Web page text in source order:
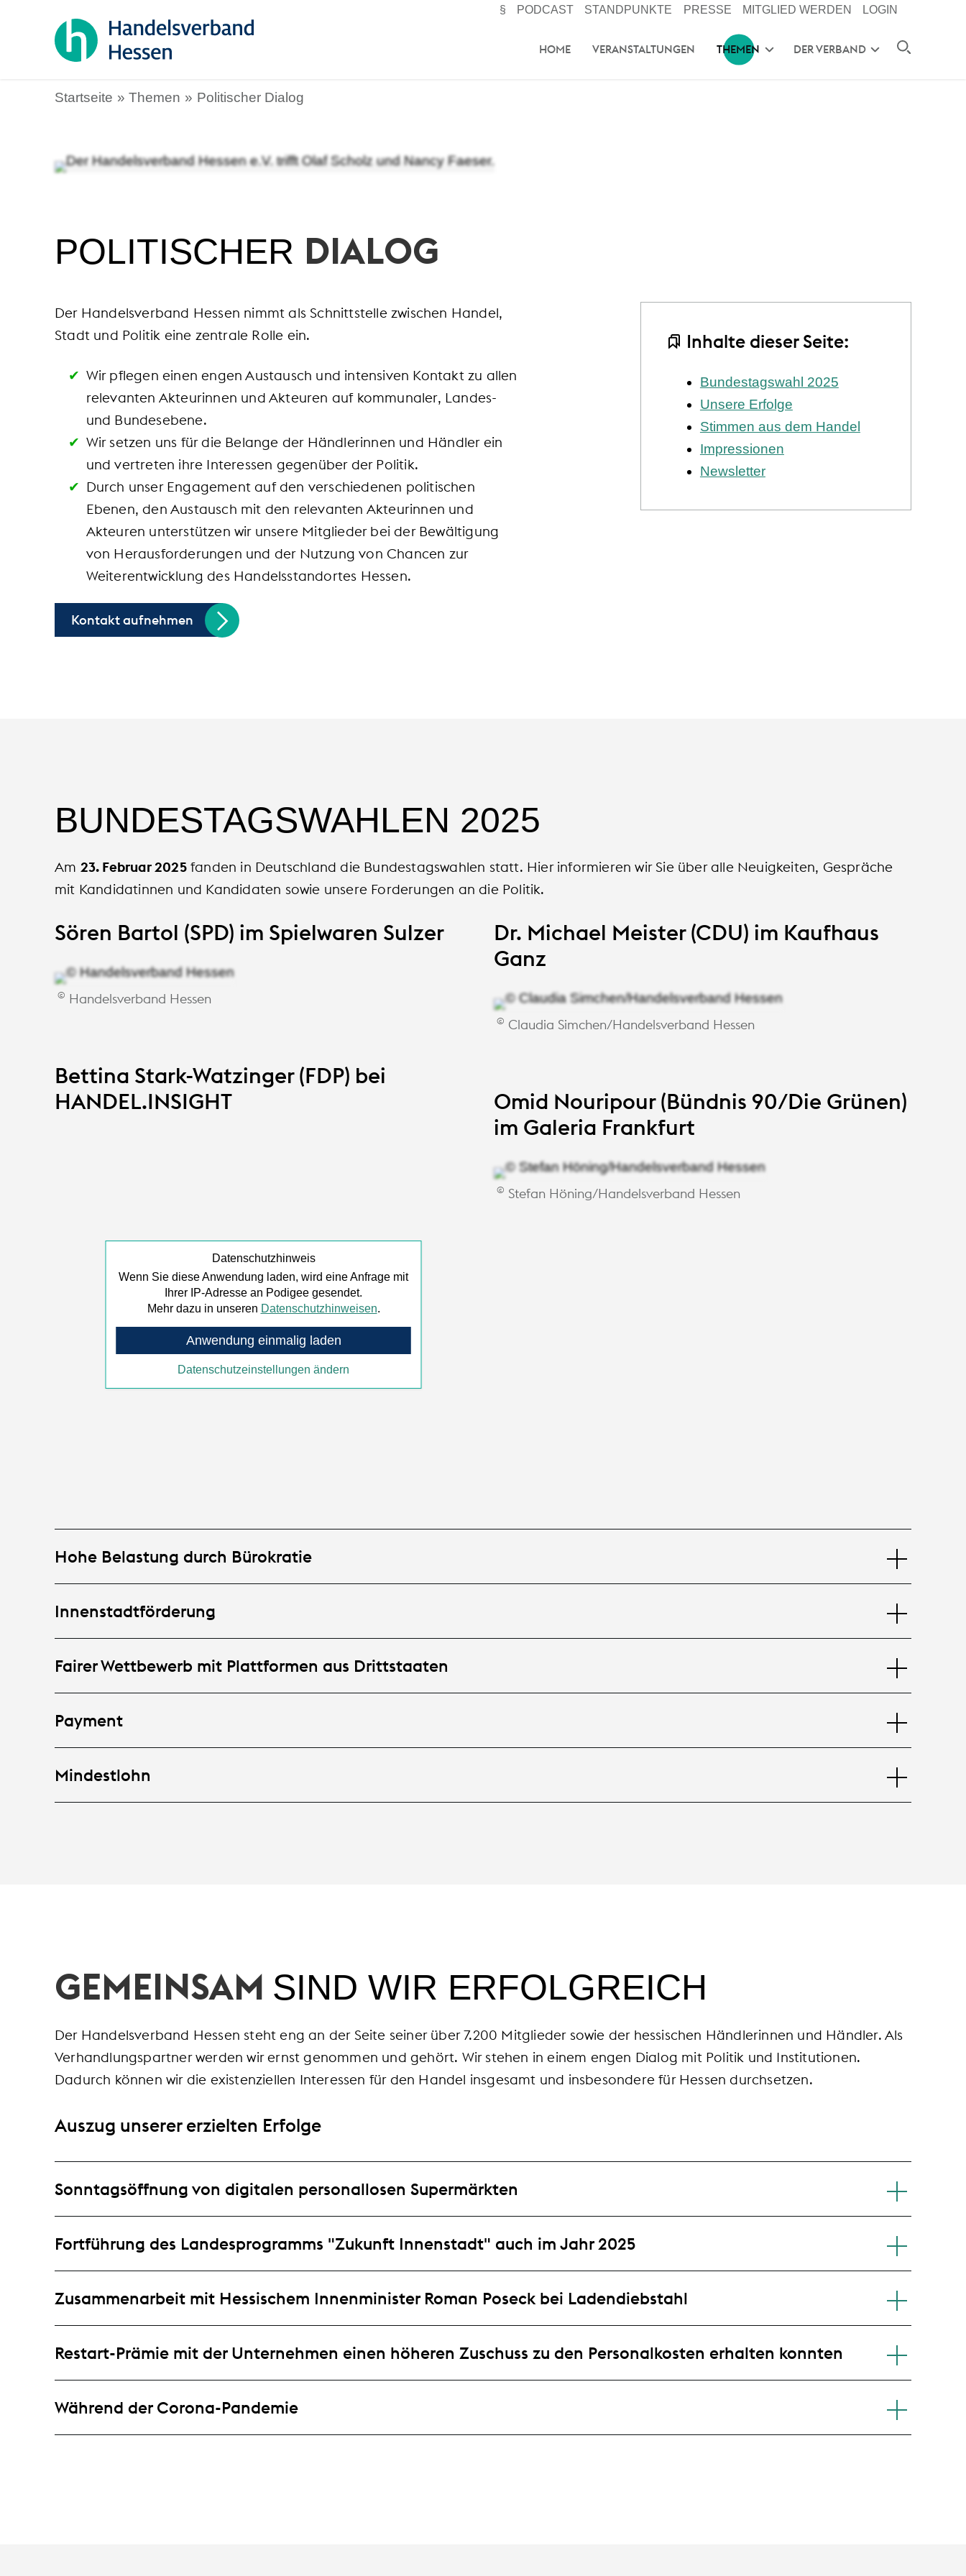
§ PODCAST STANDPUNKTE PRESSE MITGLIED WERDEN LOGIN
HOME VERANSTALTUNGEN THEMEN DER VERBAND
Startseite Themen Politischer Dialog
POLITISCHER DIALOG
Der Handelsverband Hessen nimmt als Schnittstelle zwischen Handel,
Stadt und Politik eine zentrale Rolle ein.
Wir pflegen einen engen Austausch und intensiven Kontakt zu allen
relevanten Akteurinnen und Akteuren auf kommunaler, Landes-
und Bundesebene.
Wir setzen uns für die Belange der Händlerinnen und Händler ein
und vertreten ihre Interessen gegenüber der Politik.
Durch unser Engagement auf den verschiedenen politischen
Ebenen, den Austausch mit den relevanten Akteurinnen und
Akteuren unterstützen wir unsere Mitglieder bei der Bewältigung
von Herausforderungen und der Nutzung von Chancen zur
Weiterentwicklung des Handelsstandortes Hessen.
Kontakt aufnehmen
Inhalte dieser Seite:
Bundestagswahl 2025
Unsere Erfolge
Stimmen aus dem Handel
Impressionen
Newsletter
BUNDESTAGSWAHLEN 2025
Am 23. Februar 2025fanden in Deutschland die Bundestagswahlen statt. Hier informieren wir Sie über alle Neuigkeiten, Gespräche
mit Kandidatinnen und Kandidaten sowie unsere Forderungen an die Politik.
Sören Bartol (SPD) im Spielwaren Sulzer
© Handelsverband Hessen
Bettina Stark-Watzinger (FDP) bei
HANDEL.INSIGHT
Datenschutzhinweis
Wenn Sie diese Anwendung laden, wird eine Anfrage mit
Ihrer IP-Adresse an Podigee gesendet.
Mehr dazu in unseren Datenschutzhinweisen.
Anwendung einmalig laden
Datenschutzeinstellungen ändern
Dr. Michael Meister (CDU) im Kaufhaus
Ganz
© Claudia Simchen/Handelsverband Hessen
Omid Nouripour (Bündnis 90/Die Grünen)
im Galeria Frankfurt
© Stefan Höning/Handelsverband Hessen
Hohe Belastung durch Bürokratie
Innenstadtförderung
Fairer Wettbewerb mit Plattformen aus Drittstaaten
Payment
Mindestlohn
GEMEINSAM SIND WIR ERFOLGREICH
Der Handelsverband Hessen steht eng an der Seite seiner über 7.200 Mitglieder sowie der hessischen Händlerinnen und Händler. Als
Verhandlungspartner werden wir ernst genommen und gehört. Wir stehen in einem engen Dialog mit Politik und Institutionen.
Dadurch können wir die existenziellen Interessen für den Handel insgesamt und insbesondere für Hessen durchsetzen.
Auszug unserer erzielten Erfolge
Sonntagsöffnung von digitalen personallosen Supermärkten
Fortführung des Landesprogramms "Zukunft Innenstadt" auch im Jahr 2025
Zusammenarbeit mit Hessischem Innenminister Roman Poseck bei Ladendiebstahl
Restart-Prämie mit der Unternehmen einen höheren Zuschuss zu den Personalkosten erhalten konnten
Während der Corona-Pandemie